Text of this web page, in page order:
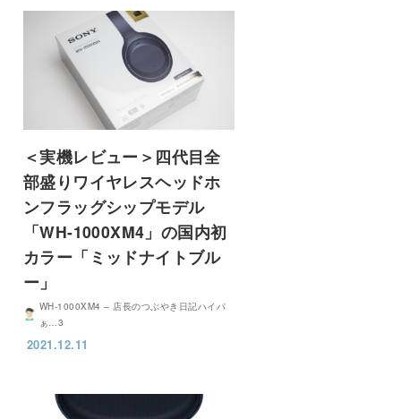
＜実機レビュー＞四代目全
部盛りワイヤレスヘッドホ
ンフラッグシップモデル
「WH-1000XM4」の国内初
カラー「ミッドナイトブル
ー」
WH-1000XM4 – 店長のつぶやき日記ハイパ
ぁ…3
2021.12.11